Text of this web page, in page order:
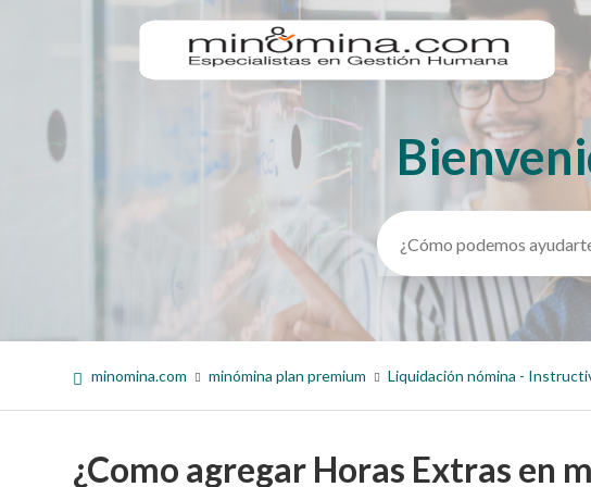
Búsqueda
minomina.com minómina plan premium Liquidación nómina -
¿Como agregar Horas Extras en